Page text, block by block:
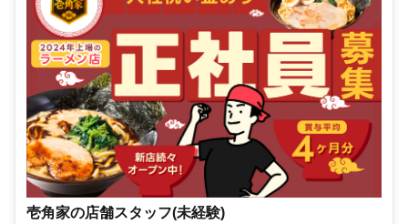
壱角家の店舗スタッフ(未経験)